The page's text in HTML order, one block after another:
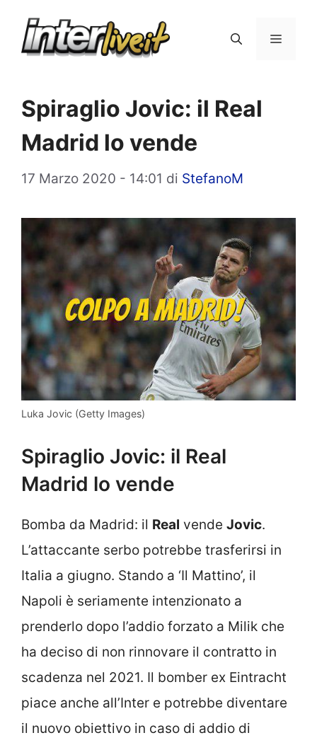
Menu
Spiraglio Jovic: il Real
Madrid lo vende
17 Marzo 2020 - 14:01 di StefanoM
Luka Jovic (Getty Images)
Spiraglio Jovic: il Real
Madrid lo vende
Bomba da Madrid: il Real vende Jovic.
L’attaccante serbo potrebbe trasferirsi in
Italia a giugno. Stando a ‘Il Mattino’, il
Napoli è seriamente intenzionato a
prenderlo dopo l’addio forzato a Milik che
ha deciso di non rinnovare il contratto in
scadenza nel 2021. Il bomber ex Eintracht
piace anche all’Inter e potrebbe diventare
il nuovo obiettivo in caso di addio di